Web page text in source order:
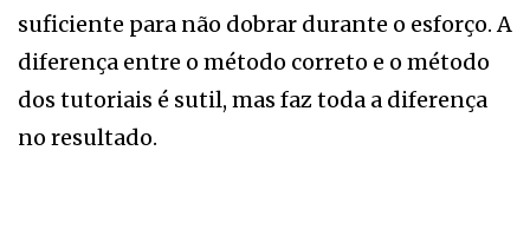
suficiente para não dobrar durante o esforço. A
diferença entre o método correto e o método
dos tutoriais é sutil, mas faz toda a diferença
no resultado.